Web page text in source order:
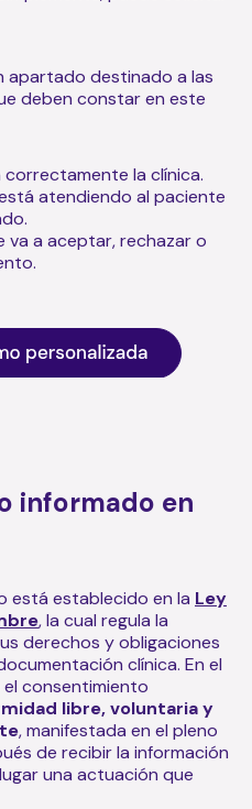
apartado destinado a las
deben constar en este
la clínica.
atendiendo al paciente
va a aceptar, rechazar o
informado en
está establecido en la Ley
, la cual regula la
derechos y obligaciones
clínica. En el
consentimiento
libre, voluntaria y
, manifestada en el pleno
de recibir la información
una actuación que